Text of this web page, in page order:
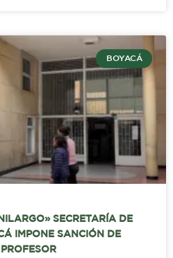
BOYACÁ
SECRETARÍA DE
IMPONE SANCIÓN DE